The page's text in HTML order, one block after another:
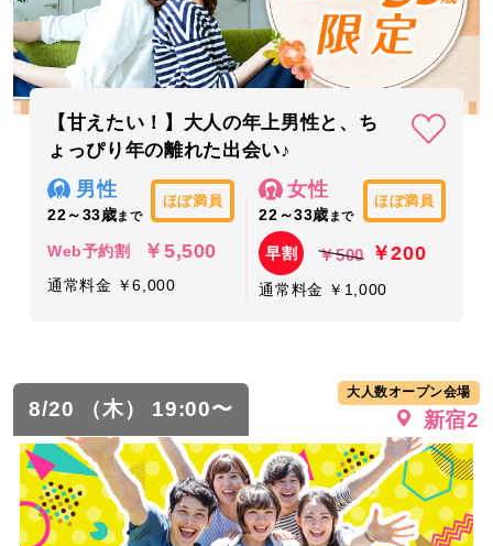
【甘えたい！】大人の年上男性と、ち
ょっぴり年の離れた出会い♪
男性
22～33歳まで
ほぼ満員
Web予約割 ￥5,500
通常料金 ￥6,000
女性
22～33歳 まで
ほぼ満員
早割 ￥500 ￥200
通常料金 ￥1,000
8/20 （木） 19:00〜
大人数オープン会場
新宿2